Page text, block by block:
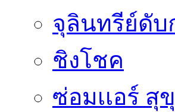
จุลินทรีย์ดับ
ชิงโชค
ซ่อมเเอร์ สุ